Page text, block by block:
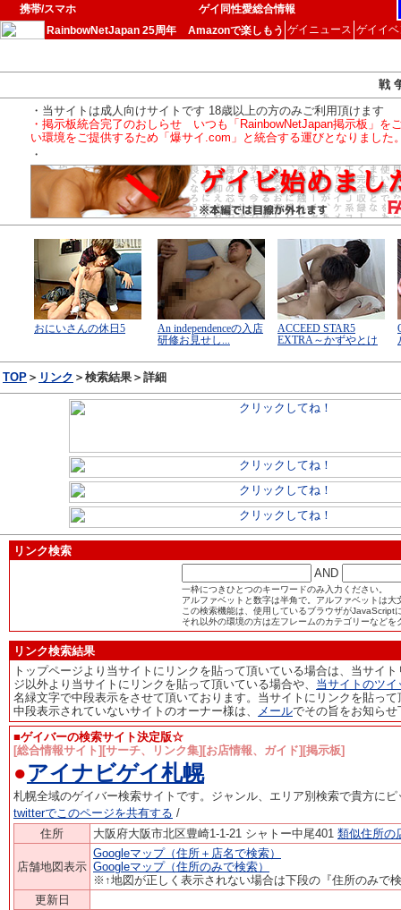
携帯/スマホ
ゲイ同性愛総合情報
RainbowNetJapan 25周年
Amazonで楽しもう ゲイニュース ゲイイ
戦
・当サイトは成人向けサイトです 18歳以上の方のみご利用頂けます
・掲示板統合完了のおしらせ いつも「RainbowNetJapan掲示板」を
い環境をご提供するため「爆サイ.com」と統合する運びとなりました
・
TOP ＞ リンク ＞検索結果＞詳細
リンク検索
AND
一枠につきひとつのキーワードのみ入力ください。
アルファベットと数字は半角で。アルファベットは
この検索機能は、使用しているブラウザがJavaScript
それ以外の環境の方は左フレームのカテゴリーなど
リンク検索結果
トップページより当サイトにリンクを貼って頂いている場合は、当サイ
ジ以外より当サイトにリンクを貼って頂いている場合や、 当サイトのツ
名緑文字で中段表示をさせて頂いております。当サイトにリンクを貼っ
中段表示されていないサイトのオーナー様は、
メールでその旨をお知らせ
■ゲイバーの検索サイト決定版☆
[総合情報サイト][サーチ、リンク集][お店情報、ガイド][掲示板]
●アイナビゲイ札幌
札幌全域のゲイバー検索サイトです。ジャンル、エリア別検索で貴方に
twitterでこのページを共有する /
住所
大阪府大阪市北区豊崎1-1-21 シャトー中尾401 類似住所の
店舗地図表示
Googleマップ（住所＋店名で検索）
Googleマップ（住所のみで検索）
※↑地図が正しく表示されない場合は下段の『住所のみで
更新日